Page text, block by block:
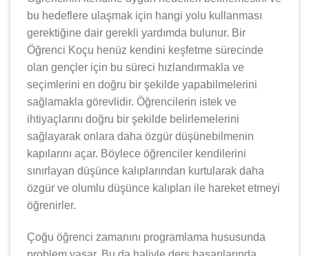
bu hedeflere ulaşmak için hangi yolu kullanması
gerektiğine dair gerekli yardımda bulunur. Bir
Öğrenci Koçu henüz kendini keşfetme sürecinde
olan gençler için bu süreci hızlandırmakla ve
seçimlerini en doğru bir şekilde yapabilmelerini
sağlamakla görevlidir. Öğrencilerin istek ve
ihtiyaçlarını doğru bir şekilde belirlemelerini
sağlayarak onlara daha özgür düşünebilmenin
kapılarını açar. Böylece öğrenciler kendilerini
sınırlayan düşünce kalıplarından kurtularak daha
özgür ve olumlu düşünce kalıpları ile hareket etmeyi
öğrenirler.
Çoğu öğrenci zamanını programlama hususunda